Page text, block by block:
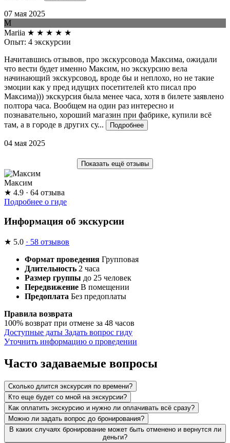
07 мая 2025
M
Mariia ★ ★ ★ ★ ★
Опыт: 4 экскурсии
Начитавшись отзывов, про экскурсовода Максима, ожидали
что вести будет именно Максим, но экскурсию вела
начинающий экскурсовод, вроде бы и неплохо, но не такие
эмоции как у пред идущих посетителей кто писал про
Максима))) экскурсия была менее часа, хотя в билете заявлено
полтора часа. Вообщем на один раз интересно и
познавательно, хороший магазин при фабрике, купили всё
там, а в городе в других су...
Подробнее
04 мая 2025
Показать ещё отзывы
Максим
★ 4.9 · 64 отзыва
Подробнее о гиде
Информация об экскурсии
★ 5.0 · 58 отзывов
Формат проведения Групповая
Длительность 2 часа
Размер группы до 25 человек
Передвижение В помещении
Предоплата Без предоплаты
Правила возврата
100% возврат при отмене за 48 часов
Доступные даты Задать вопрос гиду
Уточнить информацию о проведении
Часто задаваемые вопросы
Сколько длится экскурсия по времени?
Кто еще будет со мной на экскурсии?
Как оплатить экскурсию и нужно ли оплачивать всё сразу?
Можно ли задать вопрос до бронирования?
В каких случаях бронирование может быть отменено и вернутся ли
деньги?